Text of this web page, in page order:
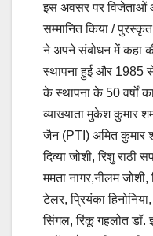
इस अवसर पर विजेताओं
सम्मानित किया / पुरस्कृत
ने अपने संबोधन में कहा
स्थापना हुई और 1985
के स्थापना के 50 वर्षों
व्याख्याता मुकेश कुमार
जैन (PTI) अमित कुमार
दिव्या जोशी, रिशु राठी
ममता नागर,नीलम
टेलर, प्रियंका हिनोनिया,
सिंगल, रिंकू गहलोत डॉ.